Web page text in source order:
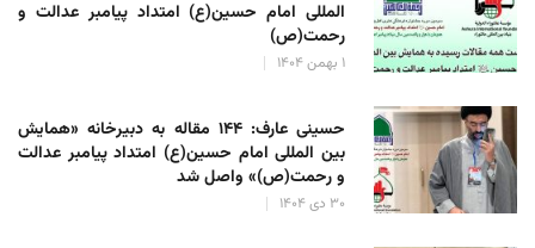
المللی امام حسین(ع) امتداد پیامبر عدالت و
رحمت(ص)
۱ بهمن ۱۴۰۴
حسینی عارف: ۱۴۴ مقاله به دبیرخانه «همایش
بین المللی امام حسین(ع) امتداد پیامبر عدالت
و رحمت(ص)» واصل شد
۳۰ دی ۱۴۰۴